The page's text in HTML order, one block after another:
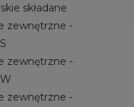
składane
zewnętrzne -
zewnętrzne -
zewnętrzne -